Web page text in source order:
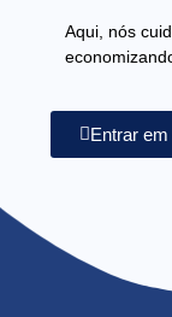
Aqui, nós
Entrar